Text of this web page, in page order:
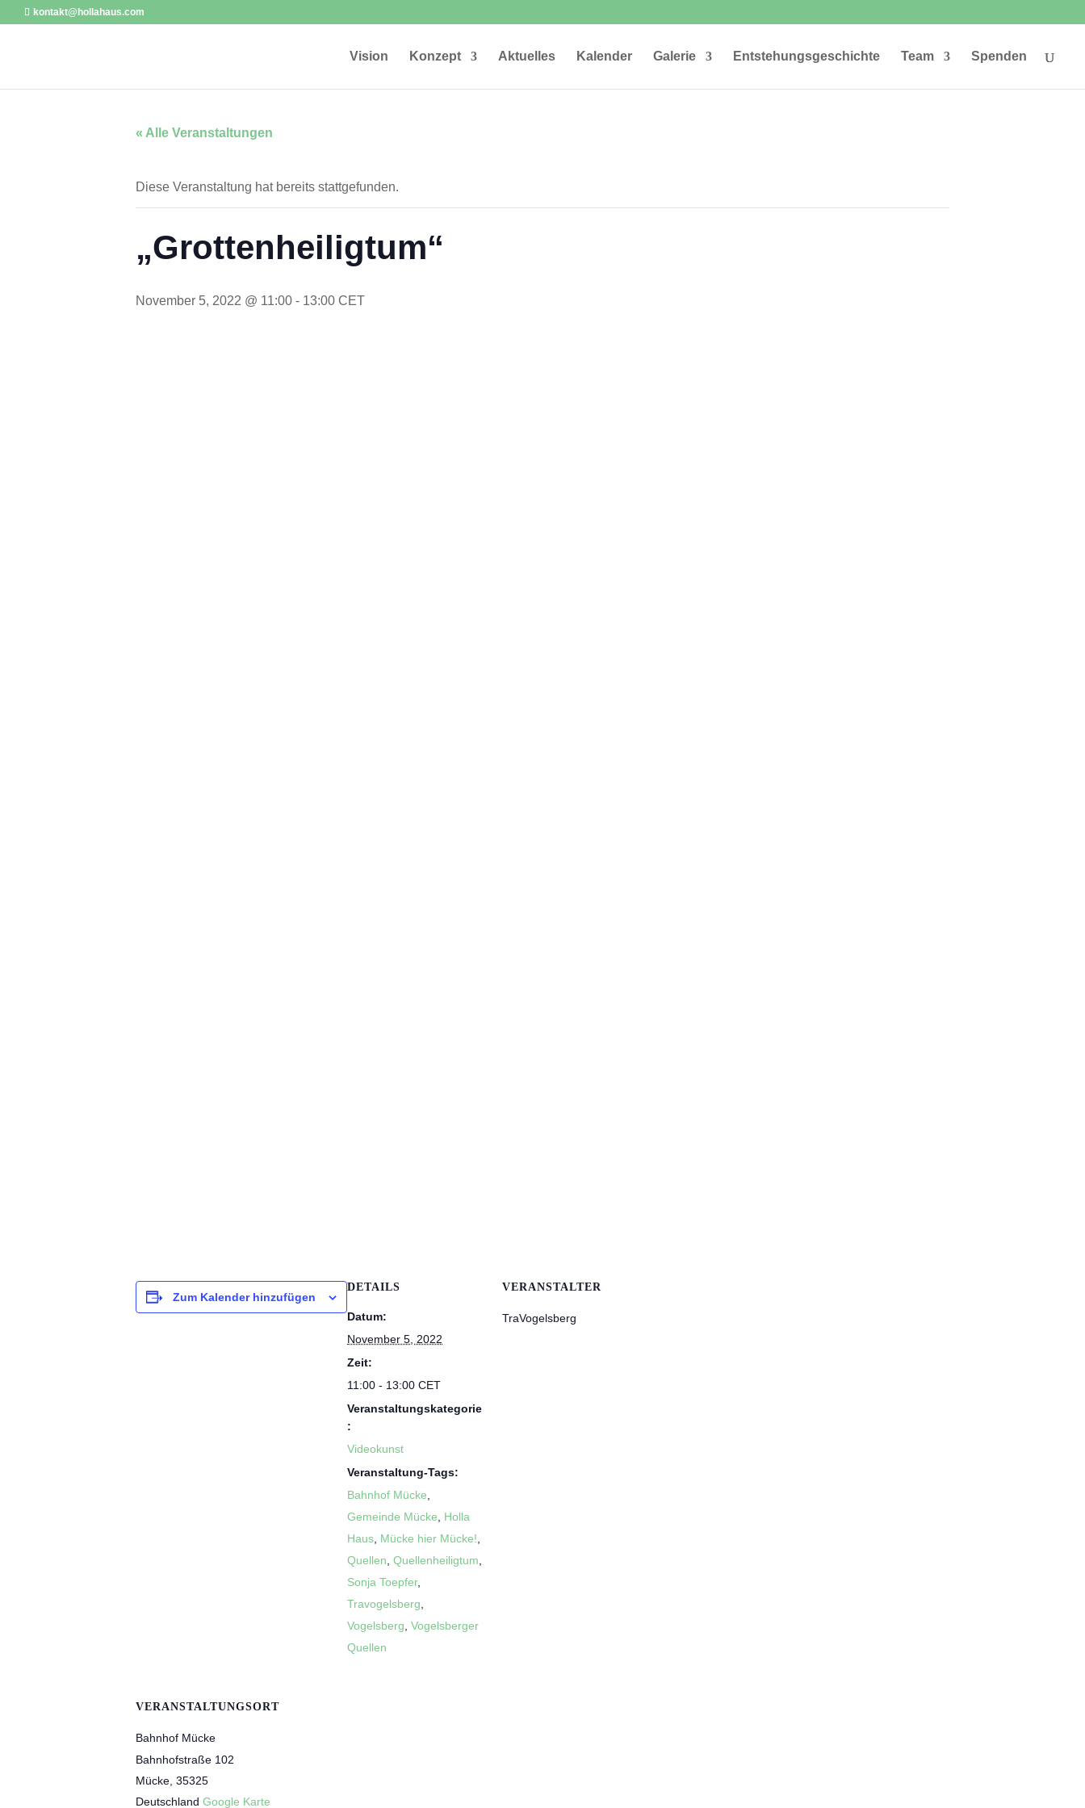
kontakt@hollahaus.com
Vision Konzept Aktuelles Kalender Galerie Entstehungsgeschichte Team Spenden
« Alle Veranstaltungen
Diese Veranstaltung hat bereits stattgefunden.
„Grottenheiligtum“
November 5, 2022 @ 11:00 - 13:00 CET
Zum Kalender hinzufügen
DETAILS
Datum:
November 5, 2022
Zeit:
11:00 - 13:00 CET
Veranstaltungskategorie
:
Videokunst
Veranstaltung-Tags:
Bahnhof Mücke
Gemeinde Mücke
Holla
Haus Mücke hier Mücke!
Quellen Quellenheiligtum
Sonja Toepfer,
Travogelsberg
Vogelsberg Vogelsberger
Quellen
VERANSTALTER
TraVogelsberg
VERANSTALTUNGSORT
Bahnhof Mücke
Bahnhofstraße 102
Mücke 35325
Deutschland Google Karte